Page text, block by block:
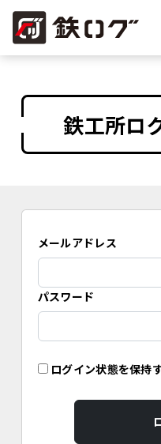
鉄工所ロ
メールアドレス
パスワード
ログイン状態を保持